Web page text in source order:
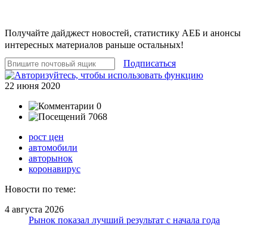
Получайте дайджест новостей, статистику АЕБ и анонсы
интересных материалов раньше остальных!
Подписаться
22 июня 2020
0
7068
рост цен
автомобили
авторынок
коронавирус
Новости по теме:
4 августа 2026
Рынок показал лучший результат с начала года